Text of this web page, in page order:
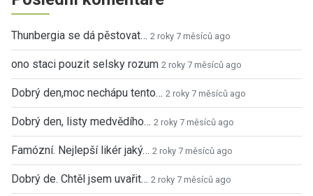
Thunbergia se dá pěstovat… 2 roky 7 měsíců ago
ono staci pouzit selsky rozum 2 roky 7 měsíců ago
Dobrý den,moc nechápu tento… 2 roky 7 měsíců ago
Dobrý den, listy medvědího… 2 roky 7 měsíců ago
Famózní. Nejlepší likér jaký… 2 roky 7 měsíců ago
Dobrý de. Chtěl jsem uvařit… 2 roky 7 měsíců ago